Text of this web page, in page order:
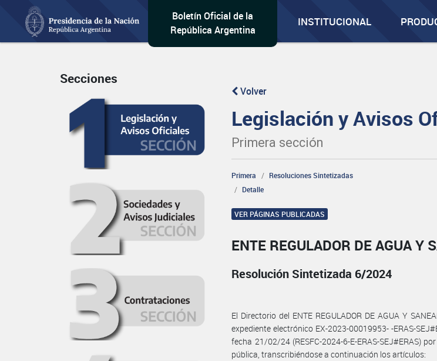
Boletín Oficial de la
República Argentina
INSTITUCIONAL
Secciones
Volver
Legislación y Avisos
Primera sección
Primera
Resoluciones Sintetizadas
Detalle
VER PÁGINAS PUBLICADAS
ENTE REGULADOR DE AGUA Y
Resolución Sintetizada 6/2024
El Directorio del ENTE REGULADOR DE AGUA Y
expediente electrónico EX-2023-00019953- -ERAS-
fecha 21/02/24 (RESFC-2024-6-E-ERAS-SEJ#ERAS)
pública, transcribiéndose a continuación los artículos: